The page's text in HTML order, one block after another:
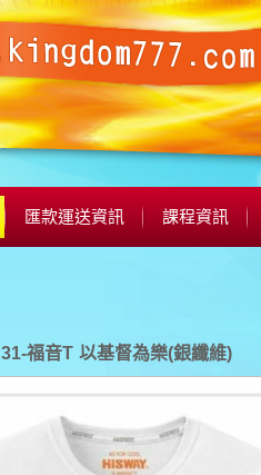
匯款運送資訊 課程資訊
31-福音T 以基督為樂(銀纖維)